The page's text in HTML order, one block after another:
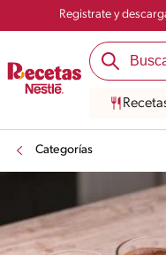
Registrate y
Categorías